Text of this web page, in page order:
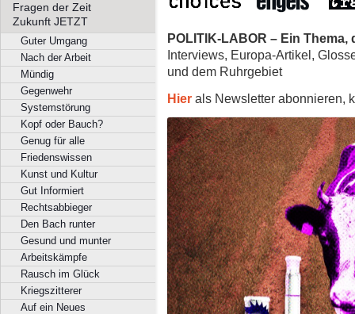
Fragen der Zeit
Zukunft JETZT
Guter Umgang
Nach der Arbeit
Mündig
Gegenwehr
Systemstörung
Kopf oder Bauch?
Genug für alle
Friedenswissen
Kunst und Kultur
Gut Informiert
Rechtsabbieger
Den Bach runter
Gesund und munter
Arbeitskämpfe
Rausch im Glück
Kriegszitterer
Auf ein Neues
POLITIK-LABOR – Ein
Interviews, Europa-Artikel,
und dem Ruhrgebiet
Hier als Newsletter abonnieren,